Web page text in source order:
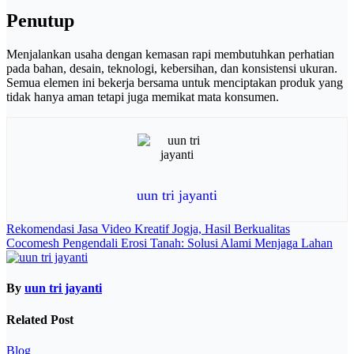
Penutup
Menjalankan usaha dengan kemasan rapi membutuhkan perhatian
pada bahan, desain, teknologi, kebersihan, dan konsistensi ukuran.
Semua elemen ini bekerja bersama untuk menciptakan produk yang
tidak hanya aman tetapi juga memikat mata konsumen.
uun tri jayanti
Navigasi
pos
Rekomendasi Jasa Video Kreatif Jogja, Hasil Berkualitas
Cocomesh Pengendali Erosi Tanah: Solusi Alami Menjaga Lahan
By uun tri jayanti
Related Post
Blog